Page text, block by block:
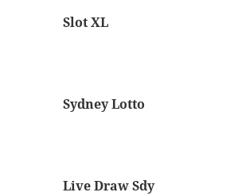
Slot XL
Sydney Lotto
Live Draw Sdy